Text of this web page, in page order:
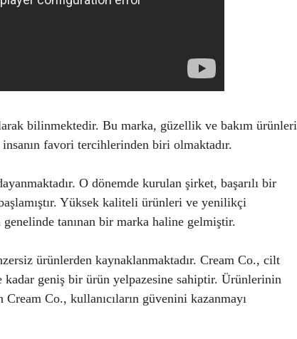
bilinmektedir. Bu marka, güzellik ve bakım ürünleri
favori tercihlerinden biri olmaktadır.
O dönemde kurulan şirket, başarılı bir
Yüksek kaliteli ürünleri ve yenilikçi
tanınan bir marka haline gelmiştir.
ürünlerden kaynaklanmaktadır. Cream Co., cilt
kadar geniş bir ürün yelpazesine sahiptir. Ürünlerinin
Co., kullanıcıların güvenini kazanmayı